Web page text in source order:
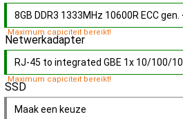
8GB DDR3 1333MHz 10600R ECC gen.
Maximum capiciteit bereikt!
Netwerkadapter
RJ-45 to integrated GBE 1x 10/100/
Maximum capiciteit bereikt!
SSD
Maak een keuze